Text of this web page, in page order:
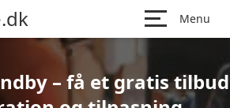
Menu
– få et gratis tilbud